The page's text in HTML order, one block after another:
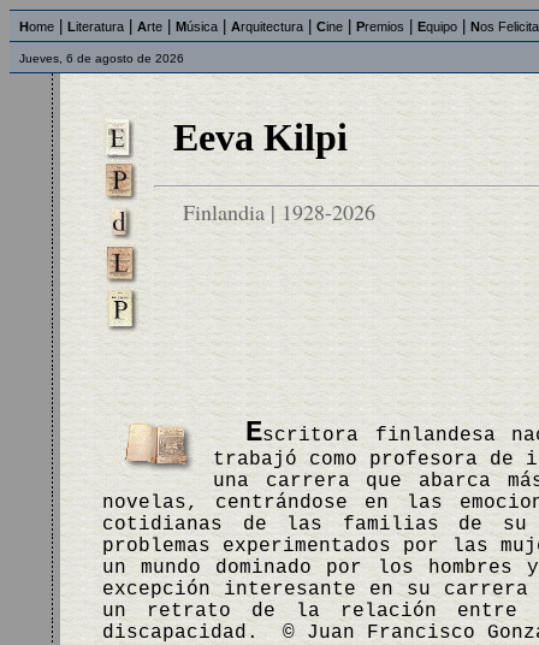
Home Literatura Arte Música Arquitectura Cine Premios Equipo Nos
Jueves, 6 de agosto de 2026
Eeva Kilpi
Finlandia | 1928-2026
Escritora finlandesa
trabajó como profesora de
una carrera que abarca
novelas, centrándose en las
cotidianas de las familias de su
problemas experimentados por las
un mundo dominado por los
excepción interesante en su
un retrato de la relación entre
discapacidad. © Juan Francisco